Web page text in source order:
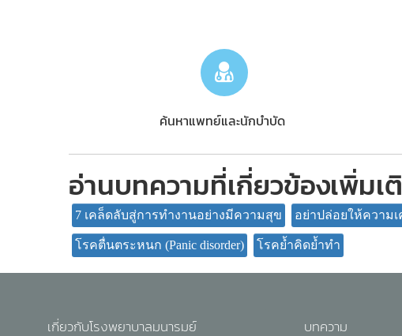
ค้นหาแพทย์และนักบำบัด
อ่านบทความที่เกี่ยวข้องเพิ่มเ
7 เคล็ดลับสู่การทำงานอย่างมีความสุข อย่าปล่อยให้ความ
โรคตื่นตระหนก (Panic disorder) โรคย้ำคิดย้ำทำ
เกี่ยวกับโรงพยาบาลมนารมย์ บทความ